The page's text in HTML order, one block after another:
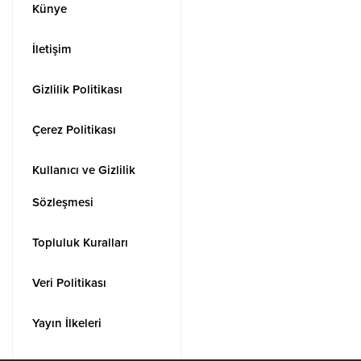
Künye
İletişim
Gizlilik Politikası
Çerez Politikası
Kullanıcı ve Gizlilik
Sözleşmesi
Topluluk Kuralları
Veri Politikası
Yayın İlkeleri